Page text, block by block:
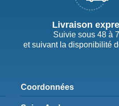
Livraison
Suivie sous 48 à
et suivant la disponibilité
Coordonnées